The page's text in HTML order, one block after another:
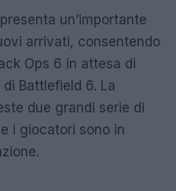
un’importante
arrivati, consentendo
Ops 6 in attesa di
Battlefield 6. La
due grandi serie di
i giocatori sono in